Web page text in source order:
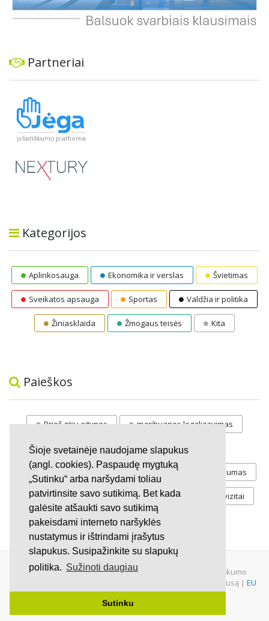
Šioje svetainėje naudojame slapukus
(angl. cookies). Paspaudę mygtuką
„Sutinku“ arba naršydami toliau
patvirtinsite savo sutikimą. Bet kada
galėsite atšaukti savo sutikimą
pakeisdami interneto naršyklės
nustatymus ir ištrindami įrašytus
slapukus. Susipažinkite su slapukų
politika. Sužinoti daugiau
Sutinku
Partneriai
Kategorijos
Aplinkosauga Ekonomika ir verslas Švietimas
Sveikatos apsauga Sportas Valdžia ir politika
Žiniasklaida Žmogaus teisės Kita
Paieškos
Prieš gėju eitynes marihuanos legalizavimas
STOP vaiku atemimas
Pilnos moksleivių vasaros atostogos referendumas
Keliu jaunystės Valandos Rekvizitai
Investicijos
© 2007 - 2026 Ne pelno siekianti organizacija VŠĮ "Pilietiškumo
platformos" į.k. 305719586. Įstaiga turi paramos gavėjo statusą | EU
Petitions|U.S. Petitions
Svetainėje nauduojama